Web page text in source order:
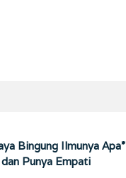
Bingung Ilmunya Apa”
Punya Empati